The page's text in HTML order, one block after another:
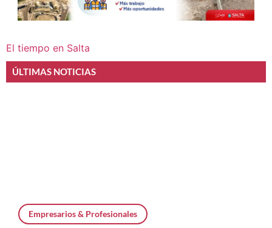
El tiempo en Salta
ÚLTIMAS NOTICIAS
Empresarios & Profesionales